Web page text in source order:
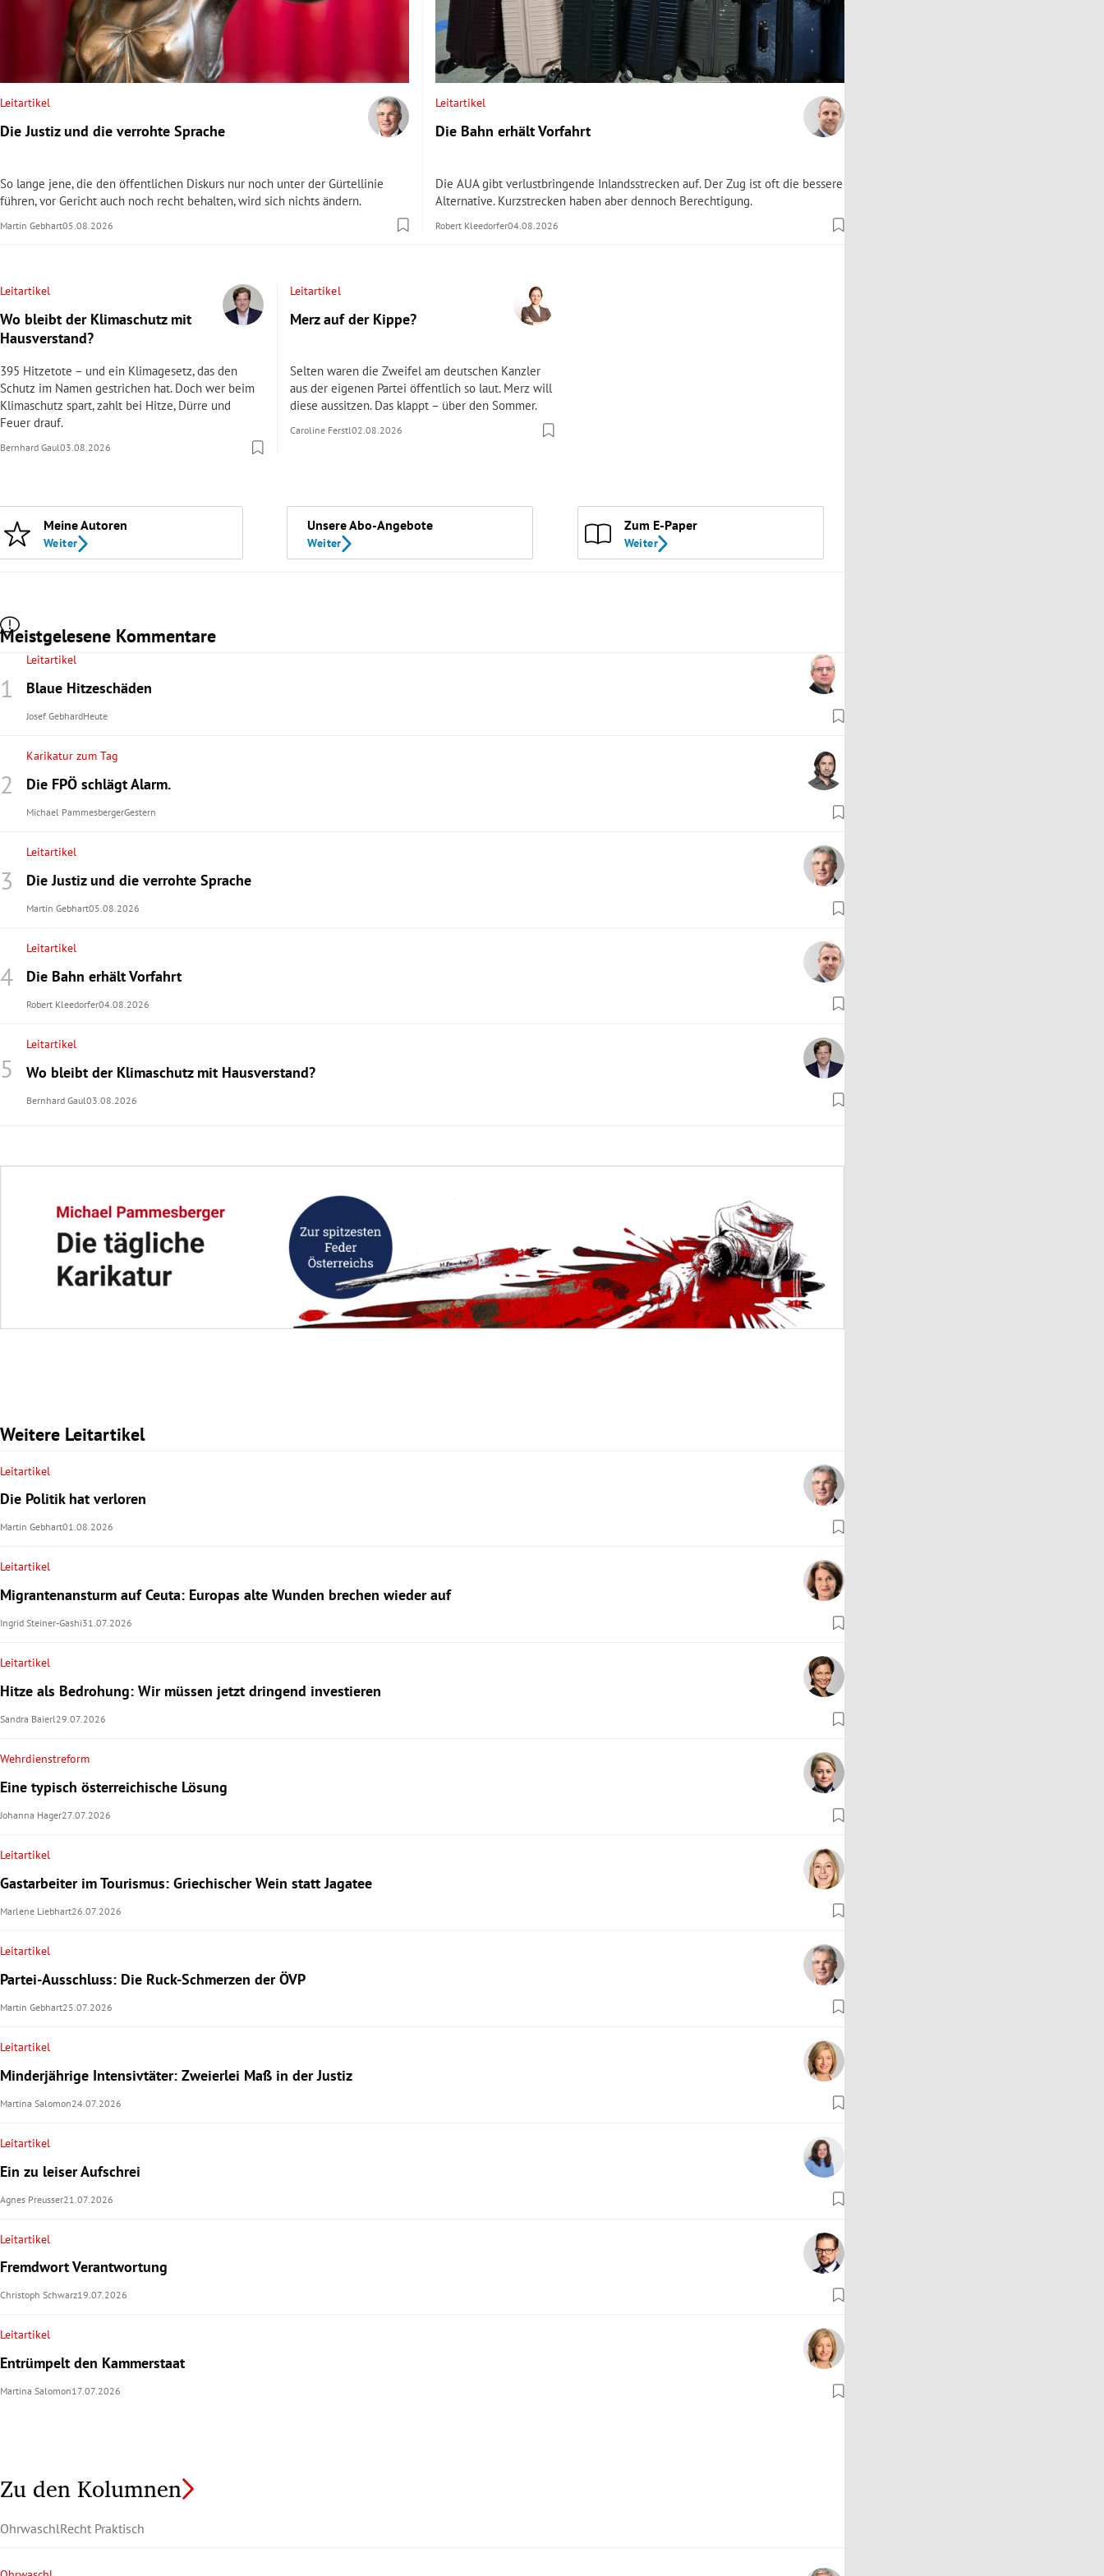
Untermenü
Untermenü
Untermenü
Untermenü
Untermenü
Leitartikel
Die Justiz und die verrohte Sprache
So lange jene, die den öffentlichen Diskurs nur noch unter der Gürtellinie
führen, vor Gericht auch noch recht behalten, wird sich nichts ändern.
Martin Gebhart05.08.2026
Leitartikel
Die Bahn erhält Vorfahrt
Die AUA gibt verlustbringende Inlandsstrecken auf. Der Zug ist oft die bessere
Alternative. Kurzstrecken haben aber dennoch Berechtigung.
Robert Kleedorfer04.08.2026
Leitartikel
Wo bleibt der Klimaschutz mit
Hausverstand?
395 Hitzetote – und ein Klimagesetz, das den
Schutz im Namen gestrichen hat. Doch wer beim
Klimaschutz spart, zahlt bei Hitze, Dürre und
Feuer drauf.
Bernhard Gaul03.08.2026
Leitartikel
Merz auf der Kippe?
Selten waren die Zweifel am deutschen Kanzler
aus der eigenen Partei öffentlich so laut. Merz will
diese aussitzen. Das klappt – über den Sommer.
Caroline Ferstl02.08.2026
Meine Autoren
Weiter
Unsere Abo-Angebote
Weiter
Zum E-Paper
Weiter
Meistgelesene Kommentare
Leitartikel
Blaue Hitzeschäden
Josef GebhardHeute
Karikatur zum Tag
Die FPÖ schlägt Alarm.
Michael PammesbergerGestern
Leitartikel
Die Justiz und die verrohte Sprache
Martin Gebhart05.08.2026
Leitartikel
Die Bahn erhält Vorfahrt
Robert Kleedorfer04.08.2026
Leitartikel
Wo bleibt der Klimaschutz mit Hausverstand?
Bernhard Gaul03.08.2026
Weitere Leitartikel
Leitartikel
Die Politik hat verloren
Martin Gebhart01.08.2026
Leitartikel
Migrantenansturm auf Ceuta: Europas alte Wunden brechen wieder auf
Ingrid Steiner-Gashi31.07.2026
Leitartikel
Hitze als Bedrohung: Wir müssen jetzt dringend investieren
Sandra Baierl29.07.2026
Wehrdienstreform
Eine typisch österreichische Lösung
Johanna Hager27.07.2026
Leitartikel
Gastarbeiter im Tourismus: Griechischer Wein statt Jagatee
Marlene Liebhart26.07.2026
Leitartikel
Partei-Ausschluss: Die Ruck-Schmerzen der ÖVP
Martin Gebhart25.07.2026
Leitartikel
Minderjährige Intensivtäter: Zweierlei Maß in der Justiz
Martina Salomon24.07.2026
Leitartikel
Ein zu leiser Aufschrei
Agnes Preusser21.07.2026
Leitartikel
Fremdwort Verantwortung
Christoph Schwarz19.07.2026
Leitartikel
Entrümpelt den Kammerstaat
Martina Salomon17.07.2026
Zu den Kolumnen
OhrwaschlRecht Praktisch